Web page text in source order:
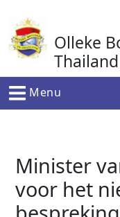
naar
de
inhoud
Olleke
Thailand
In Thailand
Menu
Minister
voor het